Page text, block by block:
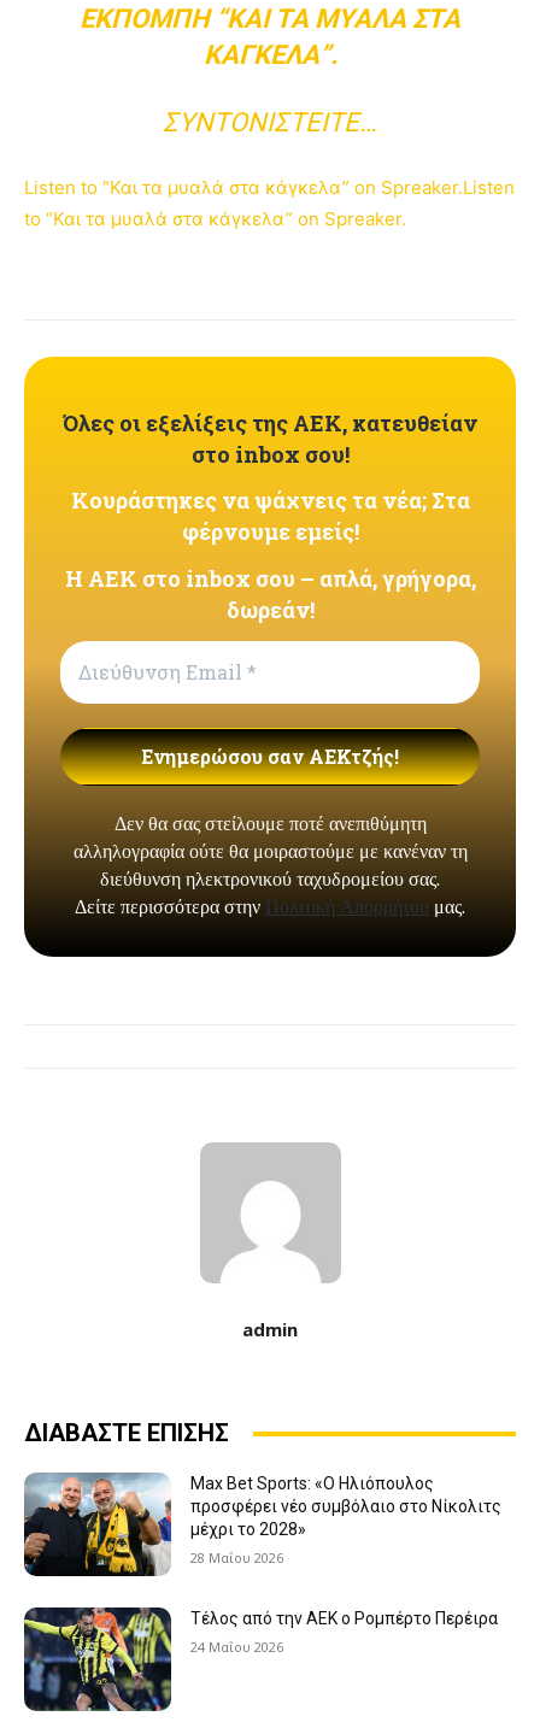
ΕΚΠΟΜΠΉ “ΚΑΙ ΤΑ ΜΥΑΛΆ ΣΤΑ
ΚΆΓΚΕΛΑ”.
ΣΥΝΤΟΝΙΣΤΕΊΤΕ…
Listen to “Και τα μυαλά στα κάγκελα” on Spreaker.Listen
to “Και τα μυαλά στα κάγκελα” on Spreaker.
admin
ΔΙΑΒΑΣΤΕ ΕΠΙΣΗΣ
Max Bet Sports: «Ο Ηλιόπουλος
προσφέρει νέο συμβόλαιο στο Νίκολιτς
μέχρι το 2028»
28 Μαΐου 2026
Τέλος από την ΑΕΚ ο Ρομπέρτο Περέιρα
24 Μαΐου 2026